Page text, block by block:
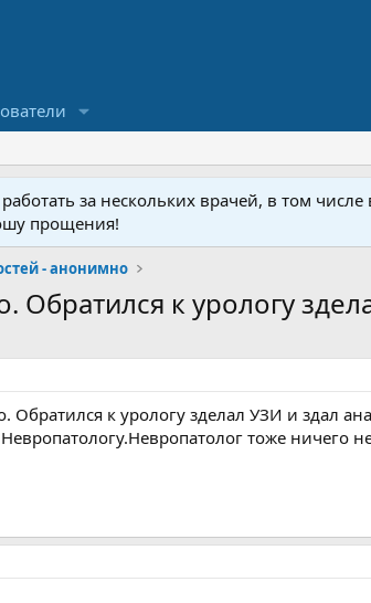
за нескольких врачей, в том числе
прощения!
- анонимно
к урологу
к урологу зделал УЗИ и здал
тоже ничего